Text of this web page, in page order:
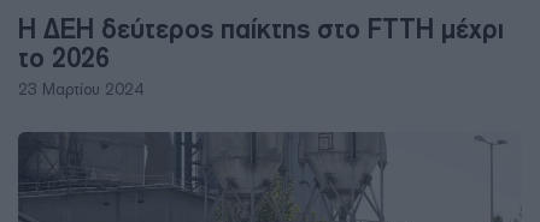
Η ΔΕΗ δεύτερος παίκτης στο FTTH μέχρι
το 2026
23 Μαρτίου 2024